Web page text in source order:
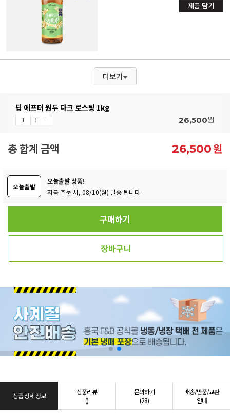
제품 담기
더보기
딥 에프터 원두 다크 로스팅 1kg
26,500원
총 합계 금액 26,500원
오늘출발
오늘출발 상품!
지금 주문 시, 08/10(월) 발송 됩니다.
구매하기
장바구니
상품 상세 정보
상품리뷰
()
문의하기
(28)
배송/반품/교환
안내